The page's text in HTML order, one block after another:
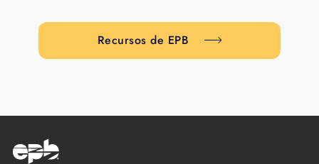
Recursos de EPB